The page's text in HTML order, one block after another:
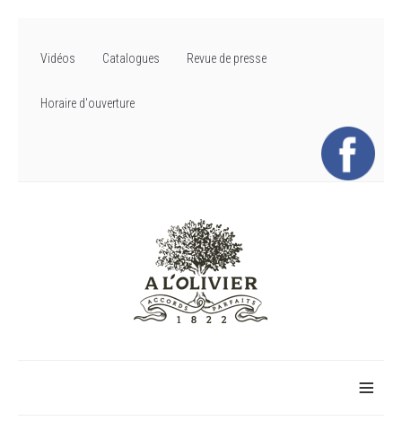
Vidéos Catalogues Revue de presse
Horaire d'ouverture
≡